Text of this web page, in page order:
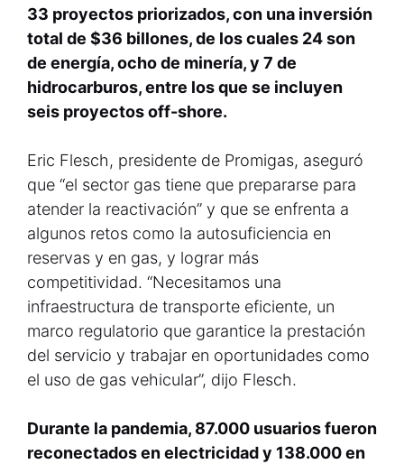
33 proyectos priorizados, con una inversión
total de $36 billones, de los cuales 24 son
de energía, ocho de minería, y 7 de
hidrocarburos, entre los que se incluyen
seis proyectos off-shore.
Eric Flesch, presidente de Promigas, aseguró
que “el sector gas tiene que prepararse para
atender la reactivación” y que se enfrenta a
algunos retos como la autosuficiencia en
reservas y en gas, y lograr más
competitividad. “Necesitamos una
infraestructura de transporte eficiente, un
marco regulatorio que garantice la prestación
del servicio y trabajar en oportunidades como
el uso de gas vehicular”, dijo Flesch.
Durante la pandemia, 87.000 usuarios fueron
reconectados en electricidad y 138.000 en